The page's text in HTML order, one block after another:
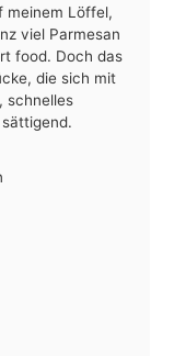
meinem Löffel,
viel Parmesan
food. Doch das
die sich mit
schnelles